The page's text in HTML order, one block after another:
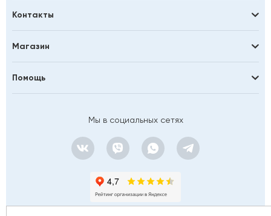
Контакты
Магазин
Помощь
Мы в социальных сетях